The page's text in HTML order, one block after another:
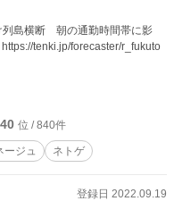
島横断 朝の通勤時間帯に影
tenki.jp/forecaster/r_fukuto
位 / 840件
ージュ ネトゲ
登録日 2022.09.19